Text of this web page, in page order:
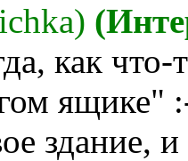
как
ящике"
здание,